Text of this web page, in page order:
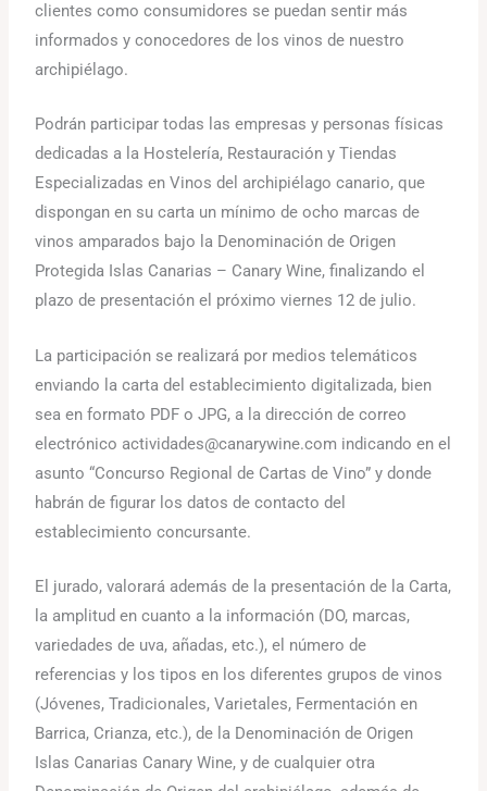
clientes como consumidores se puedan sentir más
informados y conocedores de los vinos de nuestro
archipiélago.
Podrán participar todas las empresas y personas físicas
dedicadas a la Hostelería, Restauración y Tiendas
Especializadas en Vinos del archipiélago canario, que
dispongan en su carta un mínimo de ocho marcas de
vinos amparados bajo la Denominación de Origen
Protegida Islas Canarias – Canary Wine, finalizando el
plazo de presentación el próximo viernes 12 de julio.
La participación se realizará por medios telemáticos
enviando la carta del establecimiento digitalizada, bien
sea en formato PDF o JPG, a la dirección de correo
electrónico actividades@canarywine.com indicando en el
asunto “Concurso Regional de Cartas de Vino” y donde
habrán de figurar los datos de contacto del
establecimiento concursante.
El jurado, valorará además de la presentación de la Carta,
la amplitud en cuanto a la información (DO, marcas,
variedades de uva, añadas, etc.), el número de
referencias y los tipos en los diferentes grupos de vinos
(Jóvenes, Tradicionales, Varietales, Fermentación en
Barrica, Crianza, etc.), de la Denominación de Origen
Islas Canarias Canary Wine, y de cualquier otra